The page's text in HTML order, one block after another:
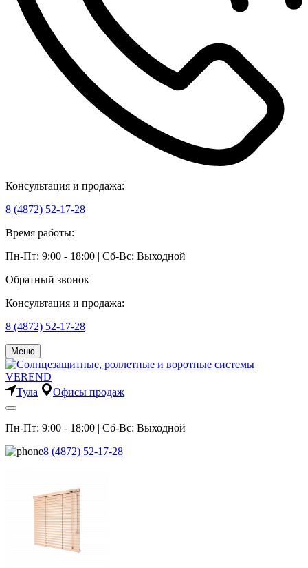
Консультация и продажа:
8 (4872) 52-17-28
Время работы:
Пн-Пт: 9:00 - 18:00 | Сб-Вс: Выходной
Обратный звонок
Консультация и продажа:
8 (4872) 52-17-28
Меню
Тула Офисы продаж
Пн-Пт: 9:00 - 18:00 | Сб-Вс: Выходной
8 (4872) 52-17-28